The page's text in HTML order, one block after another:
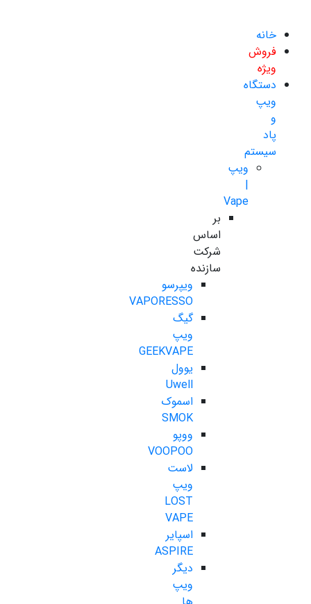
خانه
فروش
ویژه
دستگاه
ویپ
و
پاد
سیستم
ویپ
|
Vape
بر
اساس
شرکت
سازنده
ویپرسو
VAPORESSO
گیگ
ویپ
GEEKVAPE
یوول
Uwell
اسموک
SMOK
ووپو
VOOPOO
لاست
ویپ
LOST
VAPE
اسپایر
ASPIRE
دیگر
ویپ